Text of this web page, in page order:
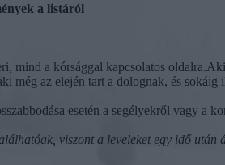
a listáról
mind a kórsággal kapcsolatos
még az elején tart a dolognak, és
esetén a segélyekről vagy a
viszont a leveleket egy idő